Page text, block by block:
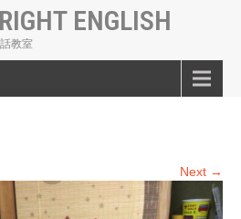
ENGLISH
教室
Next →